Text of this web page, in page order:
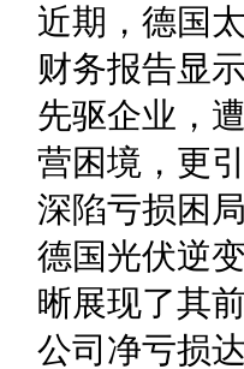
近期，德国
财务报告显
先驱企业，
营困境，更
深陷亏损困
德国光伏逆
晰展现了其
公司净亏损